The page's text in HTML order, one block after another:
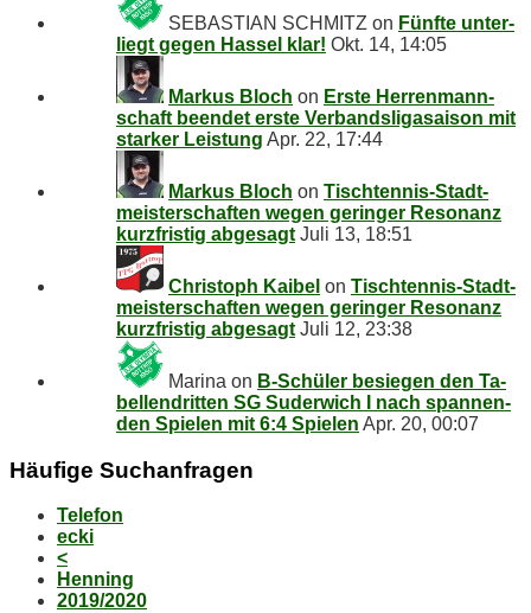
SEBASTIAN SCHMITZ on Fünf­te un­ter­
liegt ge­gen Has­sel klar! Okt. 14, 14:05
Markus Bloch on Ers­te Her­ren­mann­
schaft be­en­det ers­te Ver­bands­li­ga­sai­son mit
star­ker Leistung Apr. 22, 17:44
Markus Bloch on Tisch­ten­nis-Stadt­
meis­ter­schaf­ten we­gen ge­rin­ger Re­so­nanz
kurz­fris­tig abgesagt Juli 13, 18:51
Christoph Kaibel on Tisch­ten­nis-Stadt­
meis­ter­schaf­ten we­gen ge­rin­ger Re­so­nanz
kurz­fris­tig abgesagt Juli 12, 23:38
Marina on B‑Schüler be­sie­gen den Ta­
bel­len­drit­ten SG Su­der­wich I nach span­nen­
den Spie­len mit 6:4 Spielen Apr. 20, 00:07
Häu­fi­ge Suchanfragen
Telefon
ecki
<
Henning
2019/2020